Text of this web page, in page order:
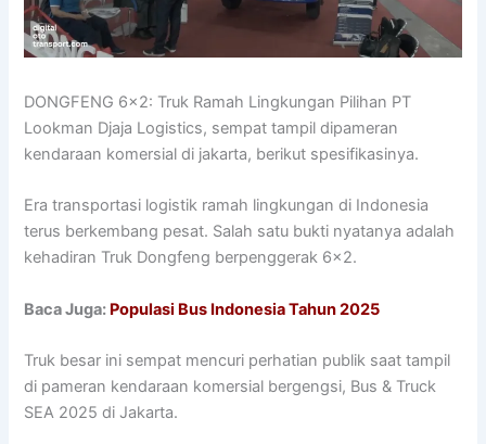
DONGFENG 6×2: Truk Ramah Lingkungan Pilihan PT
Lookman Djaja Logistics, sempat tampil dipameran
kendaraan komersial di jakarta, berikut spesifikasinya.
Era transportasi logistik ramah lingkungan di Indonesia
terus berkembang pesat. Salah satu bukti nyatanya adalah
kehadiran Truk Dongfeng berpenggerak 6×2.
Baca Juga: Populasi Bus Indonesia Tahun 2025
Truk besar ini sempat mencuri perhatian publik saat tampil
di pameran kendaraan komersial bergengsi, Bus & Truck
SEA 2025 di Jakarta.